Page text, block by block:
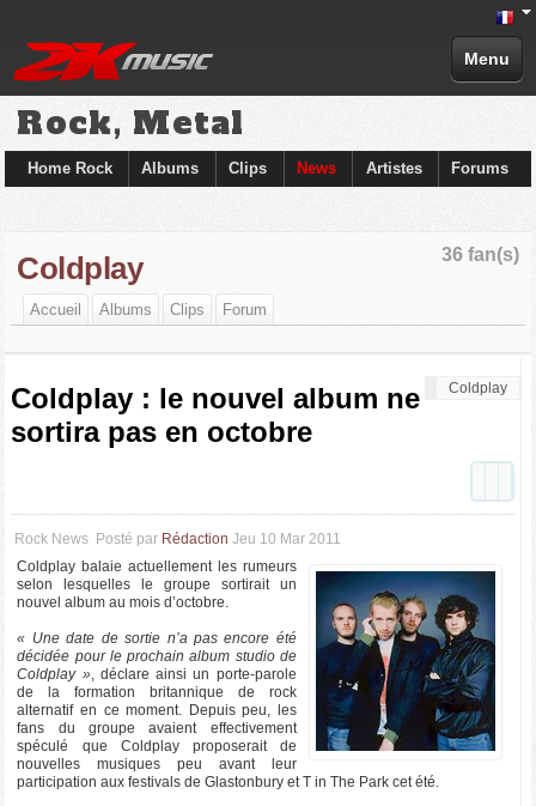
Menu
Rock, Metal
Home Rock Albums Clips News Artistes Forums
36 fan(s)
Coldplay
Accueil Albums Clips Forum
Coldplay
Coldplay : le nouvel album ne
sortira pas en octobre
Rock News Posté par Rédaction Jeu 10 Mar 2011
Coldplay balaie actuellement les rumeurs
selon lesquelles le groupe sortirait un
nouvel album au mois d’octobre.
« Une date de sortie n’a pas encore été
décidée pour le prochain album studio de
Coldplay », déclare ainsi un porte-parole
de la formation britannique de rock
alternatif en ce moment. Depuis peu, les
fans du groupe avaient effectivement
spéculé que Coldplay proposerait de
nouvelles musiques peu avant leur
participation aux festivals de Glastonbury et T in The Park cet été.